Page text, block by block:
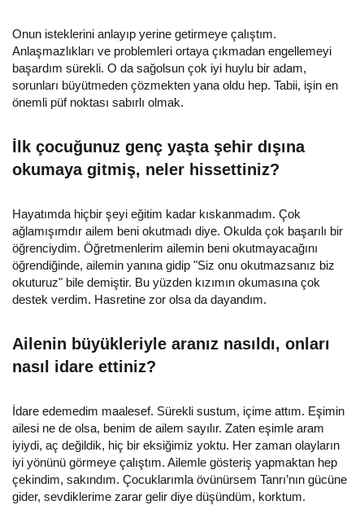
Onun isteklerini anlayıp yerine getirmeye çalıştım.
Anlaşmazlıkları ve problemleri ortaya çıkmadan engellemeyi
başardım sürekli. O da sağolsun çok iyi huylu bir adam,
sorunları büyütmeden çözmekten yana oldu hep. Tabii, işin en
önemli püf noktası sabırlı olmak.
İlk çocuğunuz genç yaşta şehir dışına
okumaya gitmiş, neler hissettiniz?
Hayatımda hiçbir şeyi eğitim kadar kıskanmadım. Çok
ağlamışımdır ailem beni okutmadı diye. Okulda çok başarılı bir
öğrenciydim. Öğretmenlerim ailemin beni okutmayacağını
öğrendiğinde, ailemin yanına gidip "Siz onu okutmazsanız biz
okuturuz" bile demiştir. Bu yüzden kızımın okumasına çok
destek verdim. Hasretine zor olsa da dayandım.
Ailenin büyükleriyle aranız nasıldı, onları
nasıl idare ettiniz?
İdare edemedim maalesef. Sürekli sustum, içime attım. Eşimin
ailesi ne de olsa, benim de ailem sayılır. Zaten eşimle aram
iyiydi, aç değildik, hiç bir eksiğimiz yoktu. Her zaman olayların
iyi yönünü görmeye çalıştım. Ailemle gösteriş yapmaktan hep
çekindim, sakındım. Çocuklarımla övünürsem Tanrı’nın gücüne
gider, sevdiklerime zarar gelir diye düşündüm, korktum.